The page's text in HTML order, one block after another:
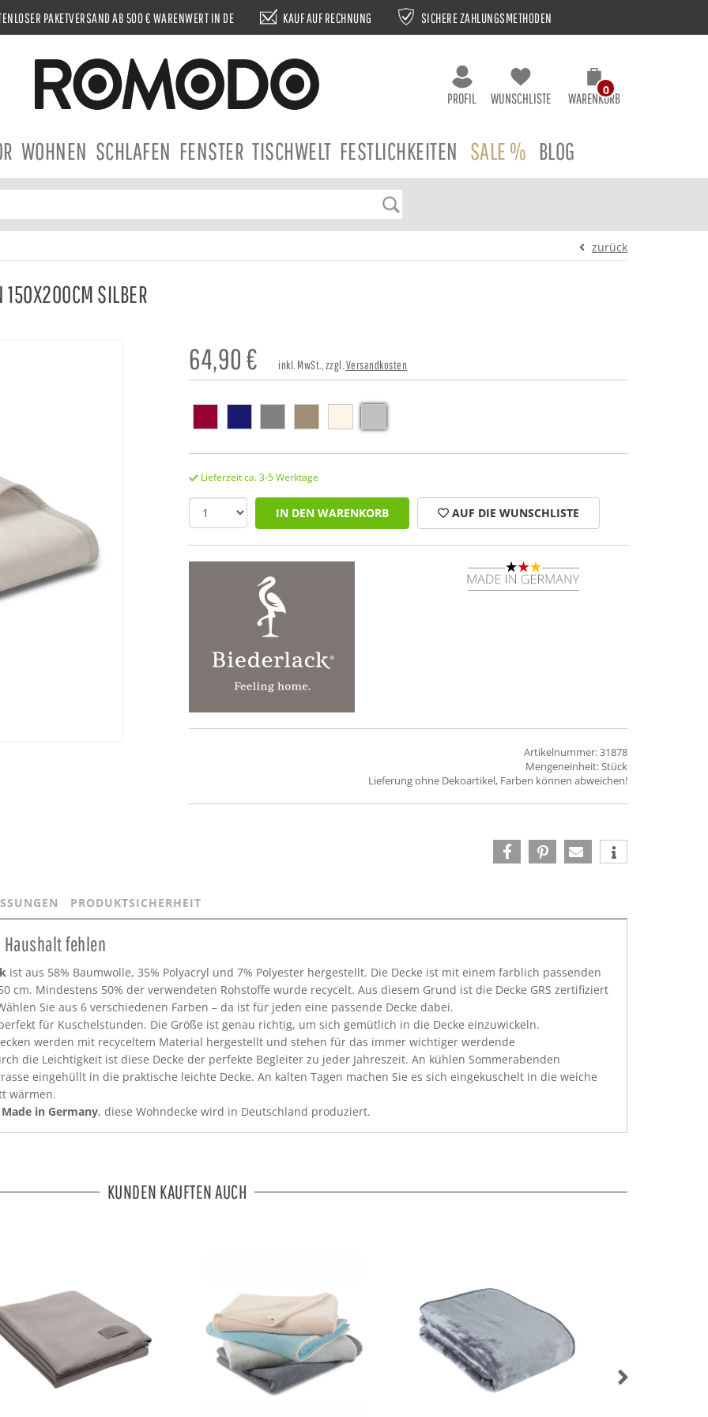
PAKETVERSAND AB 500 € WARENWERT IN DE KAUF AUF RECHNUNG SICHERE ZAHLUNGSMETHODEN
PROFIL WUNSCHLISTE WARENKORB
0
WOHNEN SCHLAFEN FENSTER TISCHWELT FESTLICHKEITEN SALE % BLOG
zurück
150X200CM SILBER
64,90€ inkl. MwSt., zzgl.Versandkosten
Lieferzeit ca. 3-5 Werktage
IN DEN WARENKORB AUF DIE WUNSCHLISTE
Artikelnummer: 31878
Mengeneinheit: Stück
Lieferung ohne Dekoartikel, Farben können abweichen!
PRODUKTSICHERHEIT
fehlen
ist aus 58% Baumwolle, 35% Polyacryl und 7% Polyester hergestellt. Die Decke ist mit einem farblich passenden
cm. Mindestens 50% der verwendeten Rohstoffe wurde recycelt. Aus diesem Grund ist die Decke GRS zertifiziert
Sie aus 6 verschiedenen Farben – da ist für jeden eine passende Decke dabei.
für Kuschelstunden. Die Größe ist genau richtig, um sich gemütlich in die Decke einzuwickeln.
werden mit recyceltem Material hergestellt und stehen für das immer wichtiger werdende
die Leichtigkeit ist diese Decke der perfekte Begleiter zu jeder Jahreszeit. An kühlen Sommerabenden
eingehüllt in die praktische leichte Decke. An kalten Tagen machen Sie es sich eingekuschelt in die weiche
wärmen.
Made in Germany, diese Wohndecke wird in Deutschland produziert.
KUNDEN KAUFTEN AUCH